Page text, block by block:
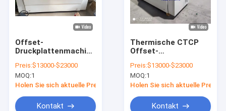
Offset-
Druckplattenmachine,
CTP-
Plattenmaschine
Preis:$13000-$23000
MOQ:1
Holen Sie sich aktuelle Preis
Kontakt
Thermische CTCP
Offset-
220V Lichtenergie-
Bildgebung
Preis:$13000-$23000
MOQ:1
Holen Sie sich aktuelle Preis
Kontakt